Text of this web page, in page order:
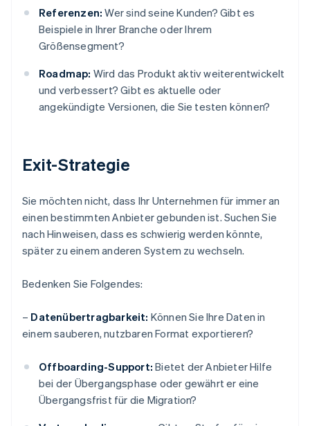
Referenzen: Wer sind seine Kunden? Gibt es
Beispiele in Ihrer Branche oder Ihrem
Größensegment?
Roadmap: Wird das Produkt aktiv weiterentwickelt
und verbessert? Gibt es aktuelle oder
angekündigte Versionen, die Sie testen können?
Exit-Strategie
Sie möchten nicht, dass Ihr Unternehmen für immer an
einen bestimmten Anbieter gebunden ist. Suchen Sie
nach Hinweisen, dass es schwierig werden könnte,
später zu einem anderen System zu wechseln.
Bedenken Sie Folgendes:
– Datenübertragbarkeit: Können Sie Ihre Daten in
einem sauberen, nutzbaren Format exportieren?
Offboarding-Support: Bietet der Anbieter Hilfe
bei der Übergangsphase oder gewährt er eine
Übergangsfrist für die Migration?